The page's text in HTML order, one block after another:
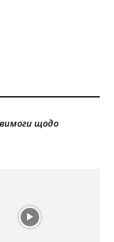
щодо